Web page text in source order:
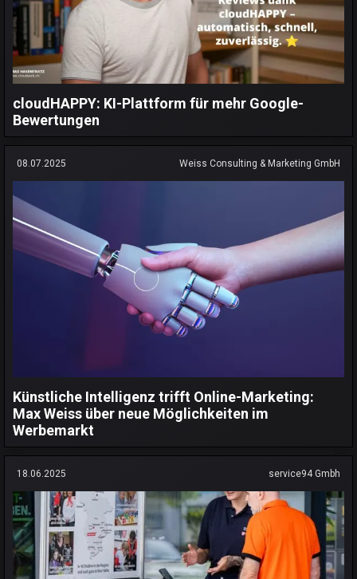
cloudHAPPY: KI-Plattform für mehr Google-
Bewertungen
08.07.2025 Weiss Consulting & Marketing GmbH
Künstliche Intelligenz trifft Online-Marketing:
Max Weiss über neue Möglichkeiten im
Werbemarkt
18.06.2025 service94 Gmbh